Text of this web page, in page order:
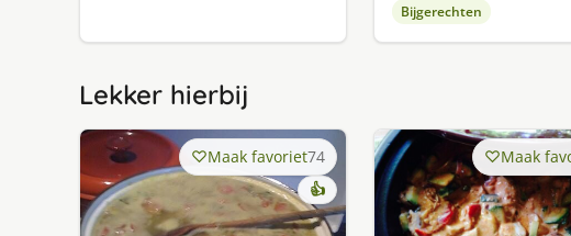
Bijgerechten
Lekker hierbij
Maak favoriet74
👍
Maak